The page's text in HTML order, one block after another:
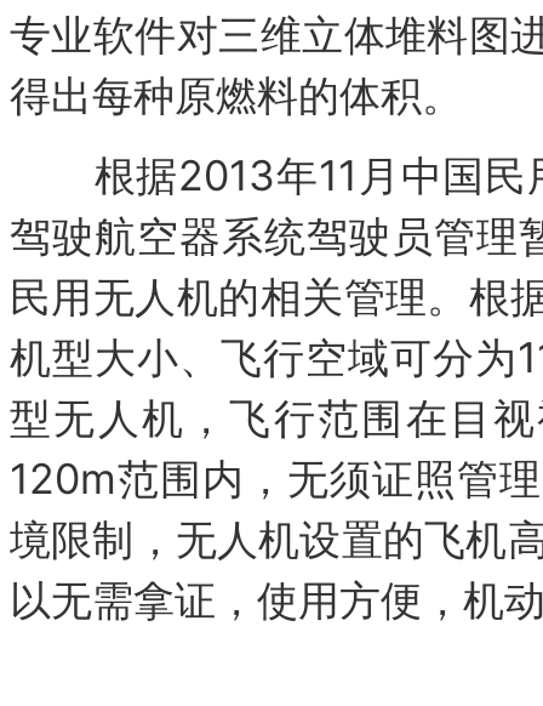
专业软件对三维立体堆料图
得出每种原燃料的体积。
根据2013年11月中国民
驾驶航空器系统驾驶员管理
民用无人机的相关管理。根
机型大小、飞行空域可分为
型无人机，飞行范围在目
120m范围内，无须证照管
境限制，无人机设置的飞机
以无需拿证，使用方便，机